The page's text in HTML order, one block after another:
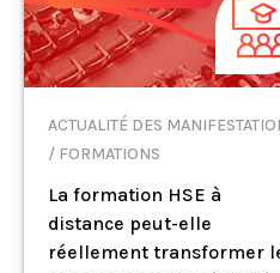
ACTUALITÉ DES
/ FORMATIONS
La formation HSE à
distance peut-elle
réellement transformer